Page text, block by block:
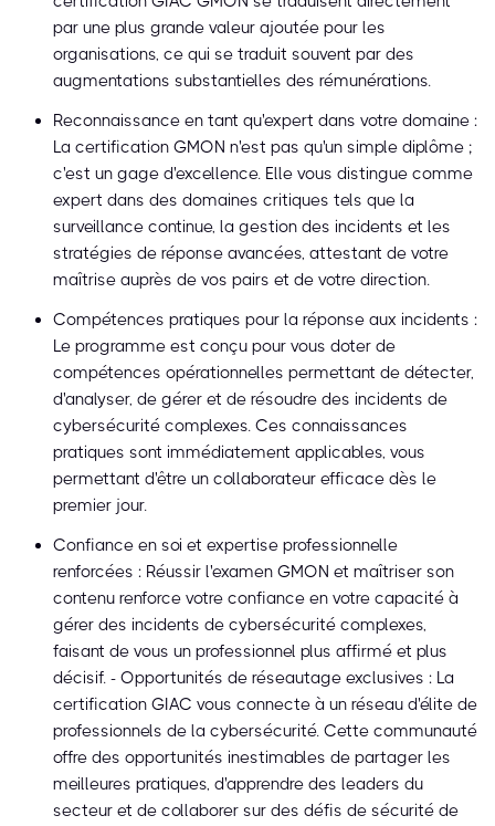
par une plus grande valeur ajoutée pour les
organisations, ce qui se traduit souvent par des
augmentations substantielles des rémunérations.
Reconnaissance en tant qu'expert dans votre domaine :
La certification GMON n'est pas qu'un simple diplôme ;
c'est un gage d'excellence. Elle vous distingue comme
expert dans des domaines critiques tels que la
surveillance continue, la gestion des incidents et les
stratégies de réponse avancées, attestant de votre
maîtrise auprès de vos pairs et de votre direction.
Compétences pratiques pour la réponse aux incidents :
Le programme est conçu pour vous doter de
compétences opérationnelles permettant de détecter,
d'analyser, de gérer et de résoudre des incidents de
cybersécurité complexes. Ces connaissances
pratiques sont immédiatement applicables, vous
permettant d'être un collaborateur efficace dès le
premier jour.
Confiance en soi et expertise professionnelle
renforcées : Réussir l'examen GMON et maîtriser son
contenu renforce votre confiance en votre capacité à
gérer des incidents de cybersécurité complexes,
faisant de vous un professionnel plus affirmé et plus
décisif. - Opportunités de réseautage exclusives : La
certification GIAC vous connecte à un réseau d'élite de
professionnels de la cybersécurité. Cette communauté
offre des opportunités inestimables de partager les
meilleures pratiques, d'apprendre des leaders du
secteur et de collaborer sur des défis de sécurité de